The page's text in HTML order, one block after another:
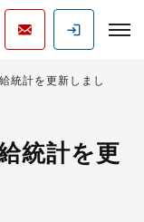
統計を更新しまし
統計を更